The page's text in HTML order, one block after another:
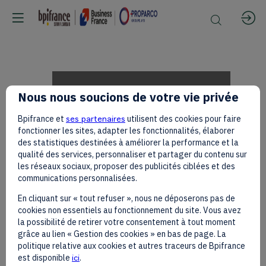
Faiz
TAIB
on
the
Nous nous soucions de votre vie privée
Bpifrance et ses partenaires utilisent des cookies pour faire
fonctionner les sites, adapter les fonctionnalités, élaborer
des statistiques destinées à améliorer la performance et la
qualité des services, personnaliser et partager du contenu sur
les réseaux sociaux, proposer des publicités ciblées et des
communications personnalisées.
En cliquant sur « tout refuser », nous ne déposerons pas de
cookies non essentiels au fonctionnement du site. Vous avez
la possibilité de retirer votre consentement à tout moment
grâce au lien « Gestion des cookies » en bas de page. La
politique relative aux cookies et autres traceurs de Bpifrance
est disponible ici.